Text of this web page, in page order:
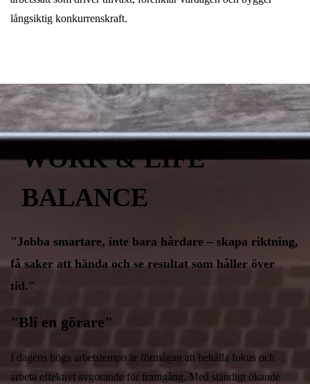
långsiktig konkurrenskraft.
WORK & LIFE
BALANCE
"Jobba smartare, inte bara hårdare – skapa riktning,
få saker att hända och se resultat som håller över
tid."
"Bli en görare"
I dagens höga arbetstempo är förmågan att behålla fokus och
arbeta effektivt avgörande för framgång. Med ständigt ökande